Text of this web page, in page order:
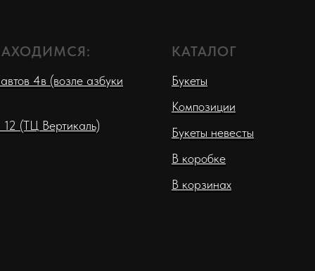
4в (возле азбуки
(ТЦ Вертикаль)
КАТАЛОГ
Букеты
Композиции
Букеты невесты
В коробке
В корзинах